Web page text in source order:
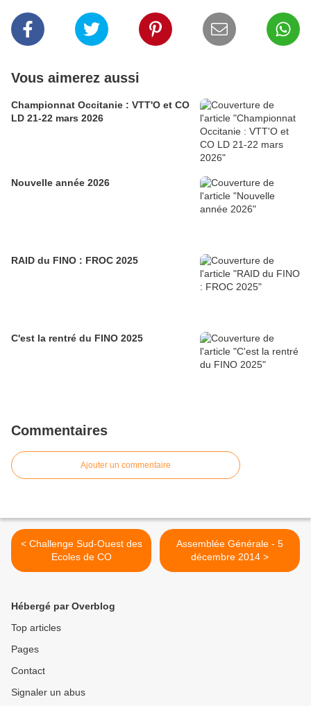
Vous aimerez aussi
Championnat Occitanie : VTT'O et CO
LD 21-22 mars 2026
Nouvelle année 2026
RAID du FINO : FROC 2025
C'est la rentré du FINO 2025
Commentaires
Ajouter un commentaire
< Challenge Sud-Ouest des
Ecoles de CO
Assemblée Générale - 5
décembre 2014 >
Hébergé par Overblog
Top articles
Pages
Contact
Signaler un abus